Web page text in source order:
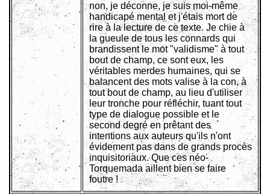
non, je déconne, je suis moi-même
handicapé mental et j'étais mort de
rire à la lecture de ce texte. Je chie à
la gueule de tous les connards qui
brandissent le mot "validisme" à tout
bout de champ, ce sont eux, les
véritables merdes humaines, qui se
balancent des mots valise à la con, à
tout bout de champ, au lieu d'utiliser
leur tronche pour réfléchir, tuant tout
type de dialogue possible et le
second degré en prêtant des
intentions aux auteurs qu'ils n'ont
évidement pas dans de grands procès
inquisitoriaux. Que ces néo-
Torquemada aillent bien se faire
foutre !